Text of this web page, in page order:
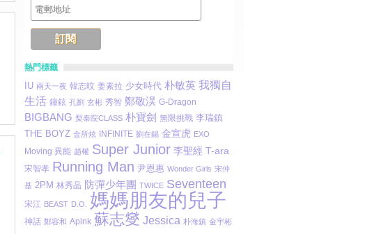
熱門標籤
IU 兩天一夜 韓志旼 姜素拉 少女時代 朴敏英 我獨自
生活 鐘鉉 孔劉 玄彬 秀智 鄭敬淏 G-Dragon
BIGBANG 梨泰院CLASS 朴寶劍 無限挑戰 李瑞鎮
THE BOYZ 金所炫 INFINITE 劉在錫 金宣虎 EXO
Moving 異能 趙權 Super Junior 李聖經 T-ara
宋智孝 Running Man 尹恩惠 Wonder Girls 宋仲
基 2PM 林秀晶 防彈少年團 TWICE Seventeen
宋江 BEAST D.O. 媽媽朋友的兒子
神話 鄭容和 Apink 蘇志燮 Jessica 朴海鎮 金宇彬